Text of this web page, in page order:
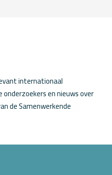
internationaal
en nieuws over
de Samenwerkende